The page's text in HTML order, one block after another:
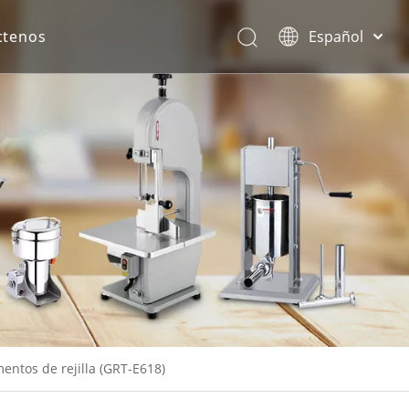
Español
English
de rejilla (GRT-E618)